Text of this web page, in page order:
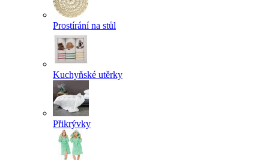
Prostírání na stůl
Kuchyňské utěrky
Přikrývky